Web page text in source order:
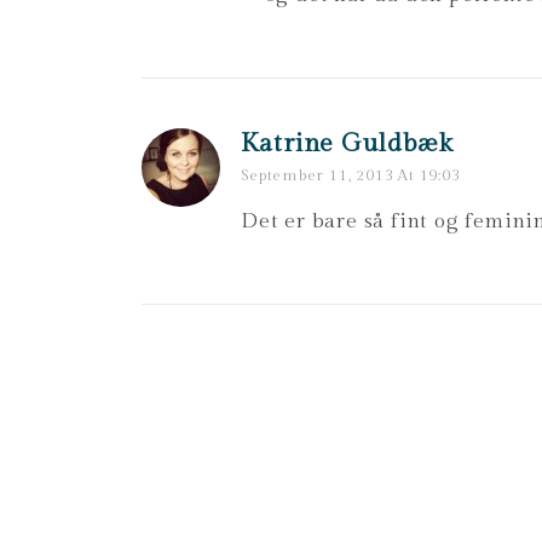
Katrine Guldbæk
September 11, 2013 At 19:03
Det er bare så fint og